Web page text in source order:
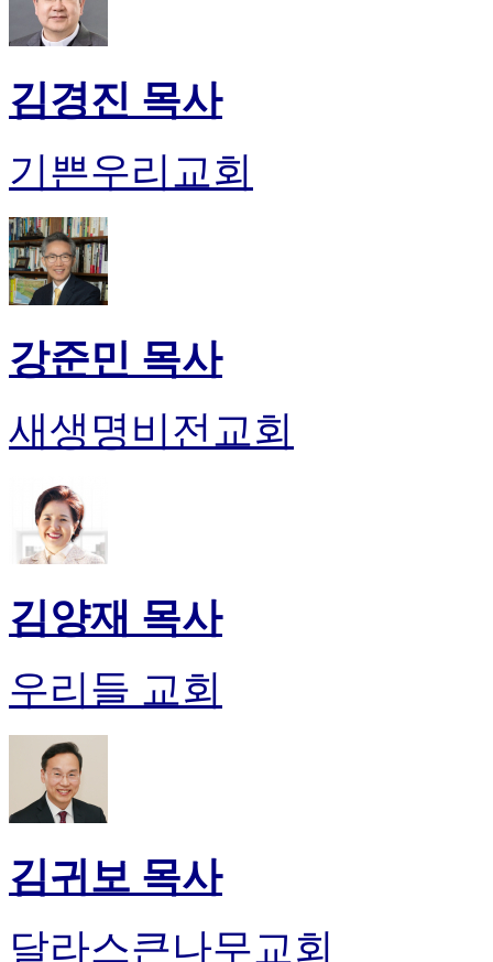
미
진
후
출
후
기
비
아
센
토
끼
프
진
프
진
국
미
24
시
김경진 목사
기쁜우리교회
강준민 목사
새생명비전교회
김양재 목사
우리들 교회
김귀보 목사
달라스큰나무교회